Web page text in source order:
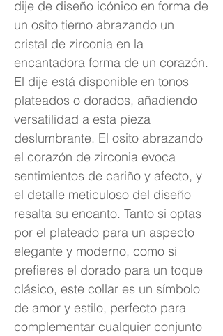
dije de diseño icónico en forma de
un osito tierno abrazando un
cristal de zirconia en la
encantadora forma de un corazón.
El dije está disponible en tonos
plateados o dorados, añadiendo
versatilidad a esta pieza
deslumbrante. El osito abrazando
el corazón de zirconia evoca
sentimientos de cariño y afecto, y
el detalle meticuloso del diseño
resalta su encanto. Tanto si optas
por el plateado para un aspecto
elegante y moderno, como si
prefieres el dorado para un toque
clásico, este collar es un símbolo
de amor y estilo, perfecto para
complementar cualquier conjunto